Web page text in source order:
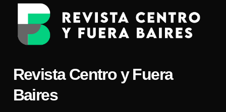
Revista Centro y Fuera
Baires